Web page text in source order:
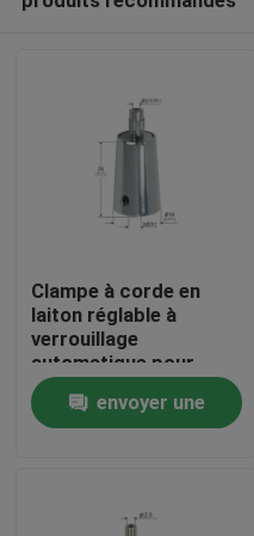
Maison
Clampe à corde en
laiton réglable à
verrouillage
automatique pour
fixation sécurisée du
système de
suspension
envoyer une